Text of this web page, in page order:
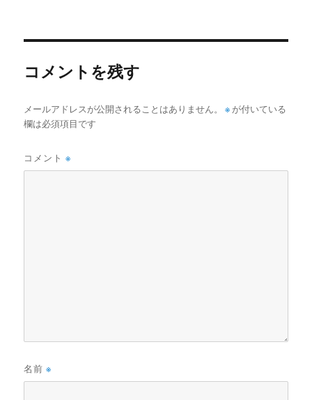
コメントを残す
メールアドレスが公開されることはありません。 ※ が付いている
欄は必須項目です
コメント※
名前※